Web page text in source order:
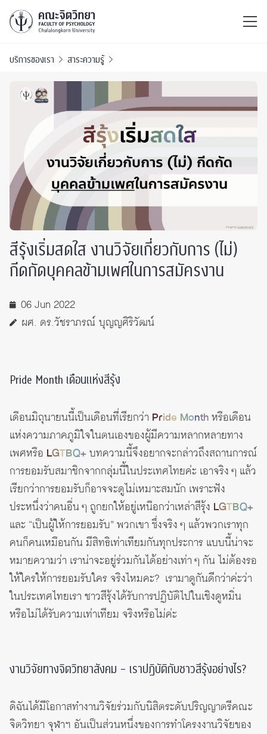
บริการของเรา สาระความรู้
สีรุ้งเริ่มสดใส งานวิจัยเกี่ยวกับการ (ไม่)
กีดกัดบุคคลข้ามเพศในการสมัครงาน
06 Jun 2022
ผศ. ดร.วัชราภรณ์ บุญญศิริวัฒน์
Pride Month เดือนแห่งสีรุ้ง
เดือนมิถุนายนนี้เป็นเดือนที่เรียกว่า Pride Monthหรือเดือน
แห่งความภาคภูมิใจในตนเองของผู้มีความหลากหลายทาง
เพศหรือ LGTBQ+ บทความนี้จึงอยากจะกล่าวถึงสถานการณ์
การยอมรับสมาชิกจากกลุ่มนี้ในประเทศไทยค่ะ เอาจริง ๆ แล้ว
เรียกว่าการยอมรับก็อาจจะดูไม่เหมาะสมนัก เพราะฟัง
ประหนึ่งว่าคนอื่น ๆ ถูกยกให้อยู่เหนือกว่าเหล่าสีรุ้ง LGTBQ+
และ “เป็นผู้ให้การยอมรับ” พวกเขา ซึ่งจริง ๆ แล้วพวกเราทุก
คนก็คนเหมือนกัน มีสิทธิเท่าเทียมกันทุกประการ แบบนี้น่าจะ
หมายความว่า เราน่าจะอยู่ร่วมกันได้อย่างเท่า ๆ กัน ไม่ต้องรอ
ให้ใครให้การยอมรับใคร จริงไหมคะ? เรามาดูกันดีกว่าค่ะว่า
ในประเทศไทยเรา ชาวสีรุ้งได้รับการปฏิบัติไปในเชิงดูหมิ่น
หรือไม่ได้รับความเท่าเทียม จริงหรือไม่ค่ะ
งานวิจัยทางจิตวิทยาสังคม – เราปฏิบัติกับชาวสีรุ้งอย่างไร?
ดิฉันได้มีโอกาสทำงานวิจัยร่วมกับนิสิตระดับปริญญาตรีคณะ
จิตวิทยา จุฬาฯ อันเป็นส่วนหนึ่งของการทำโครงงานวิจัยของ